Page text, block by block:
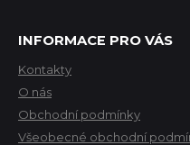
INFORMACE PRO VÁS
Kontakty
O nás
Obchodní podmínky
Všeobecné obchodní